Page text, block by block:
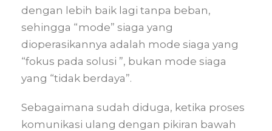
dengan lebih baik lagi tanpa beban,
sehingga “mode” siaga yang
dioperasikannya adalah mode siaga yang
“fokus pada solusi ”, bukan mode siaga
yang “tidak berdaya”.
Sebagaimana sudah diduga, ketika proses
komunikasi ulang dengan pikiran bawah